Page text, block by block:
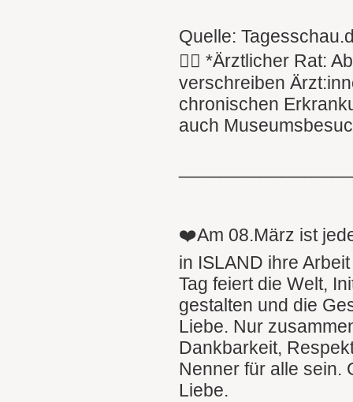
Quelle:
👩‍⚕️ *Ärztlicher Rat:
verschreiben
chronischen
auch
❤️Am 08.März ist
in ISLAND ihre
Tag feiert die Welt,
gestalten und die
Liebe. Nur
Dankbarkeit,
Nenner für alle sein.
Liebe.